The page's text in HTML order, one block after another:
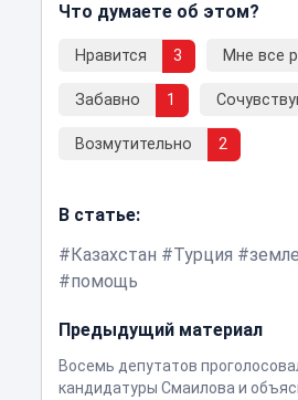
Что думаете об этом?
Нравится 3 Мне все
Забавно 1
Возмутительно 2
В статье:
Казахстан
Турция
помощь
Предыдущий материал
Восемь депутатов
кандидатуры Смаилова и